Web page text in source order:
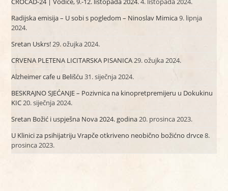
Radijska emisija – U sobi s pogledom – Ninoslav Mimica9. lipnja
2024.
Sretan Uskrs!29. ožujka 2024.
CRVENA PLETENA LICITARSKA PISANICA29. ožujka 2024.
Alzheimer cafe u Belišću 31. siječnja 2024.
BESKRAJNO SJEĆANJE – Pozivnica na kinopretpremijeru u Dokukinu
KIC20. siječnja 2024.
Sretan Božić i uspješna Nova 2024. godina20. prosinca 2023.
U Klinici za psihijatriju Vrapče otkriveno neobično božićno drvce8.
prosinca 2023.